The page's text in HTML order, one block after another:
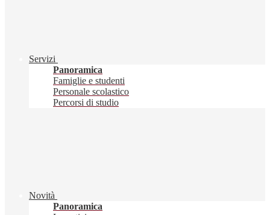
Servizi
Panoramica
Famiglie e studenti
Personale scolastico
Percorsi di studio
Novità
Panoramica